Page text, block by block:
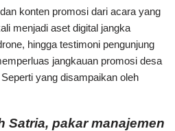
konten promosi dari acara yang
menjadi aset digital jangka
hingga testimoni pengunjung
jangkauan promosi desa
yang disampaikan oleh
Satria, pakar manajemen